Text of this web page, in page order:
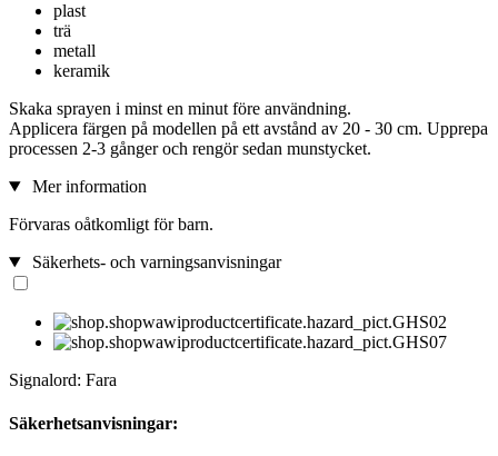
plast
trä
metall
keramik
Skaka sprayen i minst en minut före användning.
Applicera färgen på modellen på ett avstånd av 20 - 30 cm. Upprepa
processen 2-3 gånger och rengör sedan munstycket.
Mer information
Förvaras oåtkomligt för barn.
Säkerhets- och varningsanvisningar
Signalord: Fara
Säkerhetsanvisningar: